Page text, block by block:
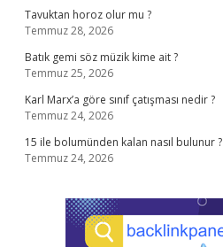
Tavuktan horoz olur mu ?
Temmuz 28, 2026
Batık gemi söz müzik kime ait ?
Temmuz 25, 2026
Karl Marx’a göre sınıf çatışması nedir ?
Temmuz 24, 2026
15 ile bolumünden kalan nasıl bulunur ?
Temmuz 24, 2026